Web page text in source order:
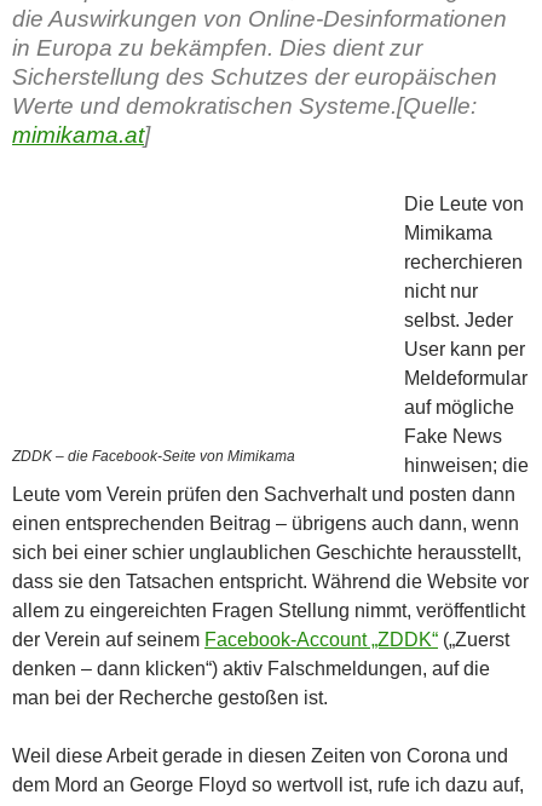
die Auswirkungen von Online-Desinformationen
in Europa zu bekämpfen. Dies dient zur
Sicherstellung des Schutzes der europäischen
Werte und demokratischen Systeme.[Quelle:
mimikama.at]
ZDDK – die Facebook-Seite von Mimikama
Die Leute von
Mimikama
recherchieren
nicht nur
selbst. Jeder
User kann per
Meldeformular
auf mögliche
Fake News
hinweisen; die
Leute vom Verein prüfen den Sachverhalt und posten dann
einen entsprechenden Beitrag – übrigens auch dann, wenn
sich bei einer schier unglaublichen Geschichte herausstellt,
dass sie den Tatsachen entspricht. Während die Website vor
allem zu eingereichten Fragen Stellung nimmt, veröffentlicht
der Verein auf seinem Facebook-Account „ZDDK“ („Zuerst
denken – dann klicken“) aktiv Falschmeldungen, auf die
man bei der Recherche gestoßen ist.
Weil diese Arbeit gerade in diesen Zeiten von Corona und
dem Mord an George Floyd so wertvoll ist, rufe ich dazu auf,